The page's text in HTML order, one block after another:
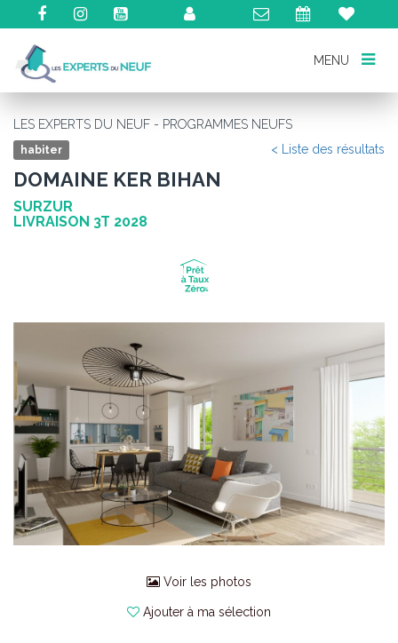
MENU
MENU
LES EXPERTS DU NEUF - PROGRAMMES NEUFS
habiter < Liste des résultats
DOMAINE KER BIHAN
SURZUR
LIVRAISON 3T 2028
Voir les photos
Ajouter à ma sélection